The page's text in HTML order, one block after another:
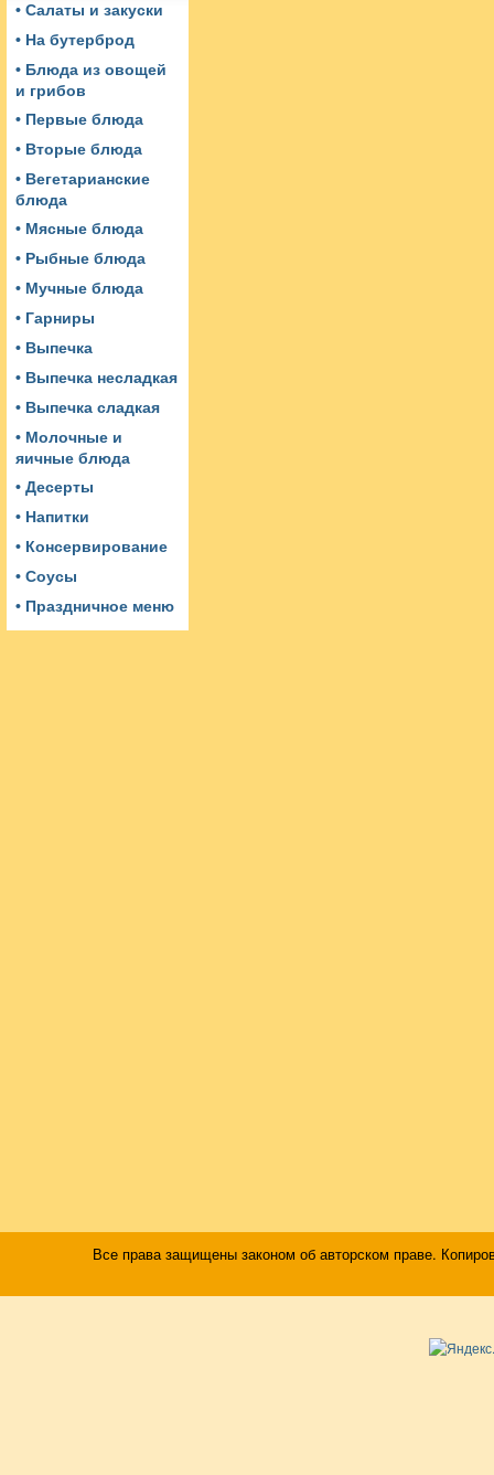
• Салаты и закуски
• На бутерброд
• Блюда из овощей
и грибов
• Первые блюда
• Вторые блюда
• Вегетарианские
блюда
• Мясные блюда
• Рыбные блюда
• Мучные блюда
• Гарниры
• Выпечка
• Выпечка несладкая
• Выпечка сладкая
• Молочные и
яичные блюда
• Десерты
• Напитки
• Консервирование
• Соусы
• Праздничное меню
Все права защищены законом об авторском праве.